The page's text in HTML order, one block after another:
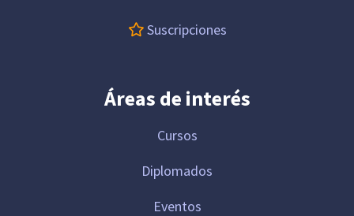
Suscripciones
Áreas de interés
Cursos
Diplomados
Eventos